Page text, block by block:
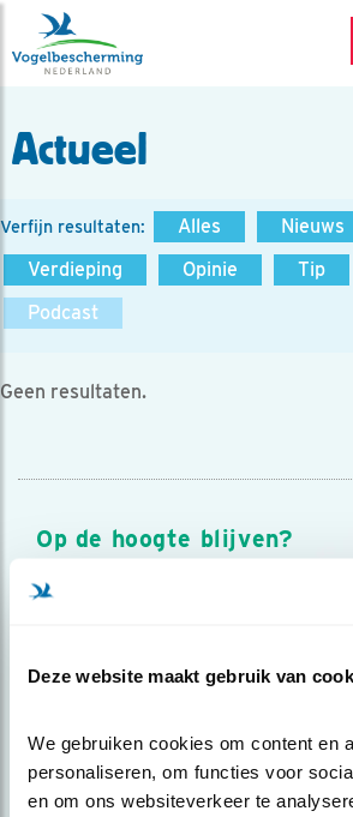
Deze website maakt gebruik van
We gebruiken cookies om content en
personaliseren, om functies voor
en om ons websiteverkeer te
Actueel
Verfijn resultaten: Alles Nieuws
Verdieping
Opinie Tip
Podcast
Geen resultaten.
Op de hoogte blijven?
Meld je aan en ontvang nieuws,
over vogels en activiteiten van